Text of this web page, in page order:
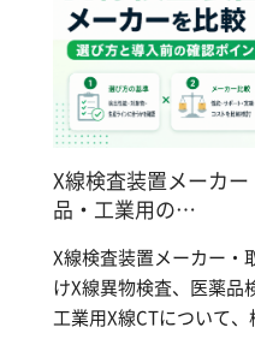
X線検査装置メーカ
品・工業用の…
X線検査装置メーカー・
けX線異物検査、医薬品
工業用X線CTについて、